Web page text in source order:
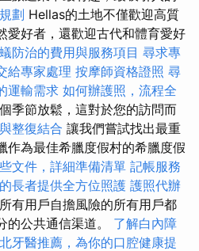
劃 Hellas的土地不僅歡迎高質
愛好者，還歡迎古代和體育愛好
防治的費用與服務項目 尋求專
給專家處理 按摩師資格證照 尋
運輸需求 如何辦護照，流程全
季節放鬆，這對於您的訪問而
整復結合 讓我們嘗試找出最重
作為最佳希臘度假村的希臘度假
文件，詳細準備清單 記帳服務
長者提供全方位照護 護照代辦
有用戶自擔風險的所有用戶都
的公共通信渠道。 了解白內障
牙醫推薦，為你的口腔健康提